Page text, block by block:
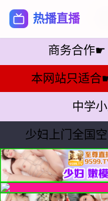
商务合作☛
本网站只适合
中学
少妇上门全国
热播直播